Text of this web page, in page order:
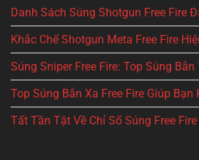
Danh Sách Súng Shotgun Free Fire
Khắc Chế Shotgun Meta Free Fire
Súng Sniper Free Fire: Top Súng
Top Súng Bắn Xa Free Fire Giúp Bạn
Tất Tần Tật Về Chỉ Số Súng Free